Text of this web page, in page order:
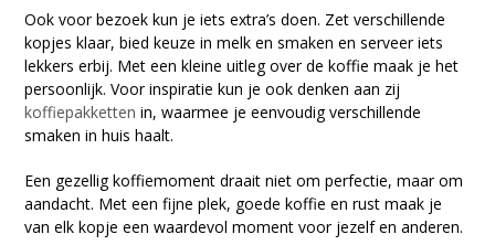
Ook voor bezoek kun je iets extra’s doen. Zet verschillende
kopjes klaar, bied keuze in melk en smaken en serveer iets
lekkers erbij. Met een kleine uitleg over de koffie maak je het
persoonlijk. Voor inspiratie kun je ook denken aan zij
koffiepakketten in, waarmee je eenvoudig verschillende
smaken in huis haalt.
Een gezellig koffiemoment draait niet om perfectie, maar om
aandacht. Met een fijne plek, goede koffie en rust maak je
van elk kopje een waardevol moment voor jezelf en anderen.